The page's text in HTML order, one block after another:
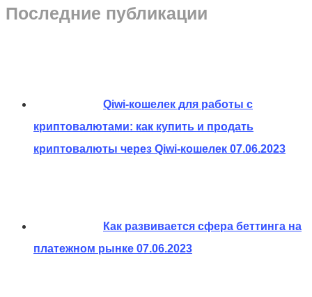
Последние публикации
Qiwi-кошелек для работы с
криптовалютами: как купить и продать
криптовалюты через Qiwi-кошелек 07.06.2023
Как развивается сфера беттинга на
платежном рынке 07.06.2023